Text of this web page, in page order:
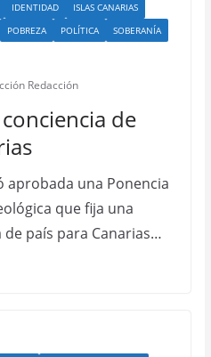
IDENTIDAD
ISLAS CANARIAS
POBREZA POLÍTICA
SOBERANÍA
Redacción
de
aprobada una Ponencia
que fija una
país para Canarias…